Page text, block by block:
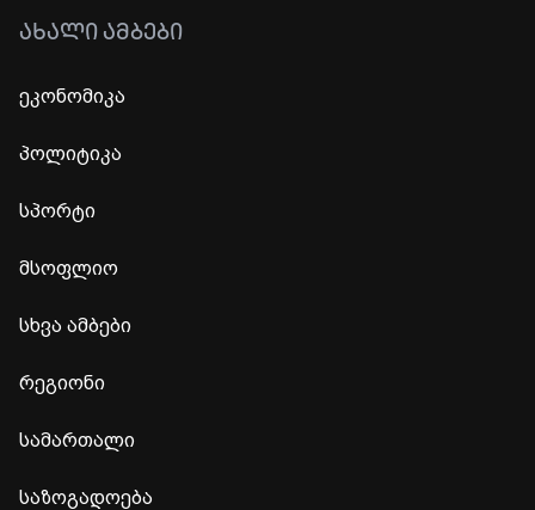
ᲐᲮᲐᲚᲘ ᲐᲛᲑᲔᲑᲘ
ეკონომიკა
პოლიტიკა
სპორტი
მსოფლიო
სხვა ამბები
რეგიონი
სამართალი
საზოგადოება